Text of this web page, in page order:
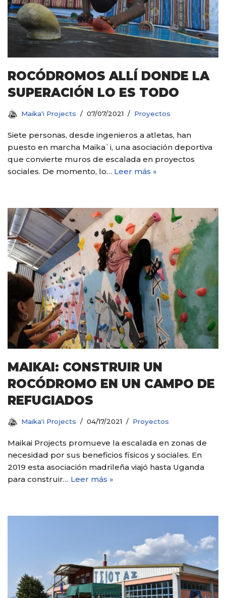
ROCÓDROMOS ALLÍ DONDE LA
SUPERACIÓN LO ES TODO
Maika'i Projects 07/07/2021 Proyectos
Siete personas, desde ingenieros a atletas, han
puesto en marcha Maika`i, una asociación deportiva
que convierte muros de escalada en proyectos
sociales. De momento, lo… Leer más »
MAIKAI: CONSTRUIR UN
ROCÓDROMO EN UN CAMPO DE
REFUGIADOS
Maika'i Projects 04/17/2021 Proyectos
Maikai Projects promueve la escalada en zonas de
necesidad por sus beneficios físicos y sociales. En
2019 esta asociación madrileña viajó hasta Uganda
para construir… Leer más »